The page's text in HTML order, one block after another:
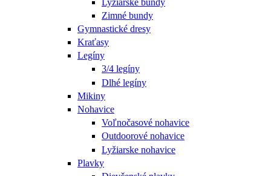
Zimné bundy
Gymnastické dresy
Kraťasy
Legíny
3/4 legíny
Dlhé legíny
Mikiny
Nohavice
Voľnočasové nohavice
Outdoorové nohavice
Lyžiarske nohavice
Plavky